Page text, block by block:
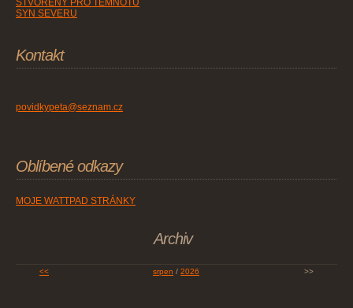
STVOŘENÝ PRO TEMNOTU
SYN SEVERU
Kontakt
povidkypeta@seznam.cz
Oblíbené odkazy
MOJE WATTPAD STRÁNKY
Archiv
<< srpen / 2026 >>